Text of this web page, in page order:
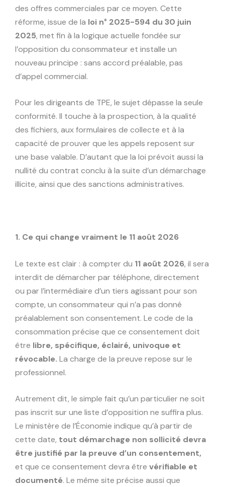
des offres commerciales par ce moyen. Cette
réforme, issue de la loi n° 2025-594 du 30 juin
2025, met fin à la logique actuelle fondée sur
l’opposition du consommateur et installe un
nouveau principe : sans accord préalable, pas
d’appel commercial.
Pour les dirigeants de TPE, le sujet dépasse la seule
conformité. Il touche à la prospection, à la qualité
des fichiers, aux formulaires de collecte et à la
capacité de prouver que les appels reposent sur
une base valable. D’autant que la loi prévoit aussi la
nullité du contrat conclu à la suite d’un démarchage
illicite, ainsi que des sanctions administratives.
1. Ce qui change vraiment le 11 août 2026
Le texte est clair : à compter du 11 août 2026, il sera
interdit de démarcher par téléphone, directement
ou par l’intermédiaire d’un tiers agissant pour son
compte, un consommateur qui n’a pas donné
préalablement son consentement. Le code de la
consommation précise que ce consentement doit
être libre, spécifique, éclairé, univoque et
révocable. La charge de la preuve repose sur le
professionnel.
Autrement dit, le simple fait qu’un particulier ne soit
pas inscrit sur une liste d’opposition ne suffira plus.
Le ministère de l’Économie indique qu’à partir de
cette date, tout démarchage non sollicité devra
être justifié par la preuve d’un consentement,
et que ce consentement devra être vérifiable et
documenté. Le même site précise aussi que